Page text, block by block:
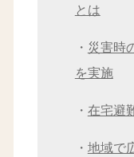
とは
・ 災害時
を実施
・ 在宅避
・ 地域で